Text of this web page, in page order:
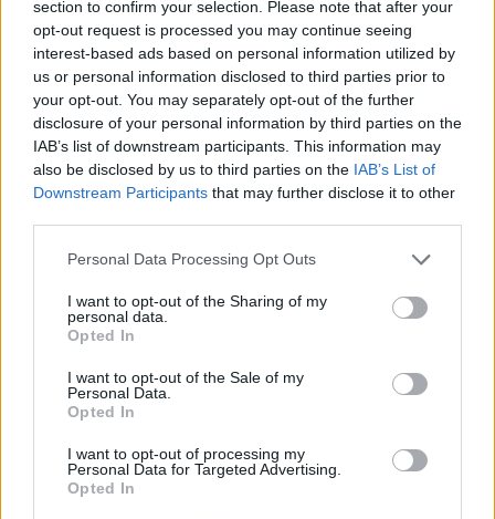
section to confirm your selection. Please note that after your
opt-out request is processed you may continue seeing
interest-based ads based on personal information utilized by
us or personal information disclosed to third parties prior to
your opt-out. You may separately opt-out of the further
disclosure of your personal information by third parties on the
IAB’s list of downstream participants. This information may
also be disclosed by us to third parties on the IAB’s List of
Downstream Participants that may further disclose it to other
Personal Data Processing Opt Outs
I want to opt-out of the Sharing of my
personal data.
Opted In
I want to opt-out of the Sale of my
Personal Data.
Opted In
I want to opt-out of processing my
Personal Data for Targeted Advertising.
Opted In
BIGLIETTI
Nessun biglietto a
FOOTBALLTICKETNET
Nessun biglietto a
P1TRAVEL
Nessun biglietto a
CDISCOUNT
Nessun biglietto a
TICKETMASTER
Nessun biglietto a
FNAC
Nessun biglietto a
CARREFOUR
Prossime partite Irlanda del
Georgia Irlanda del Nord